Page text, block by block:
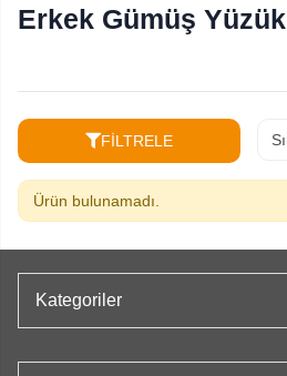
Erkek Gümüş Yüzük
FİLTRELE
Ürün bulunamadı.
Kategoriler